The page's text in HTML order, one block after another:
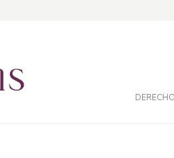
DERECHO